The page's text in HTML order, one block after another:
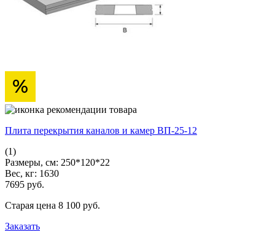
Плита перекрытия каналов и камер ВП-25-12
(1)
Размеры, см: 250*120*22
Вес, кг: 1630
7695 pуб.
Старая цена 8 100 pуб.
Заказать